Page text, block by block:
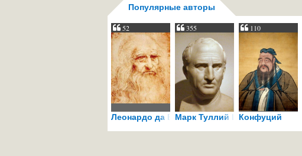
Популярные авторы
52
Леонардо да Винчи
355
Марк Туллий Цицерон
110
Конфуций